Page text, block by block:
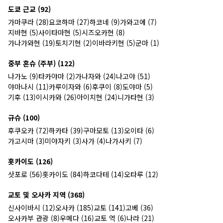
도쿄 근교 (92)
가마쿠라 (28)요코하마 (27)하코네 (9)가와고에 (7)
지바현 (5)사이타마현 (5)시즈오카현 (8)
가나가와현 (19)토치기현 (2)이바라키현 (5)군마 (1)
중부 혼슈 (주부) (122)
나가노 (9)타카야마 (2)가나자와 (24)나고야 (51)
야마나시 (11)카루이자와 (6)후쿠이 (8)도야마 (5)
기후 (13)이시카와 (26)아이치현 (24)니가타현 (3)
규슈 (100)
후쿠오카 (72)하카타 (39)구마모토 (13)오이타 (6)
가고시마 (3)미야자키 (3)사가 (4)나가사키 (7)
홋카이도 (126)
삿포로 (56)홋카이도 (84)하코다테 (14)오타루 (12)
교토 및 오사카 지역 (368)
신사이바시 (12)오사카 (185)교토 (141)고베 (36)
오사카부 관광 (8)우메다 (16)교토 역 (6)나라 (21)